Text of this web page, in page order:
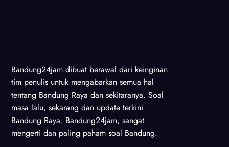
Bandung24jam dibuat berawal dari keinginan
tim penulis untuk mengabarkan semua hal
tentang Bandung Raya dan sekitaranya. Soal
masa lalu, sekarang dan update terkini
Bandung Raya. Bandung24jam, sangat
mengerti dan paling paham soal Bandung.